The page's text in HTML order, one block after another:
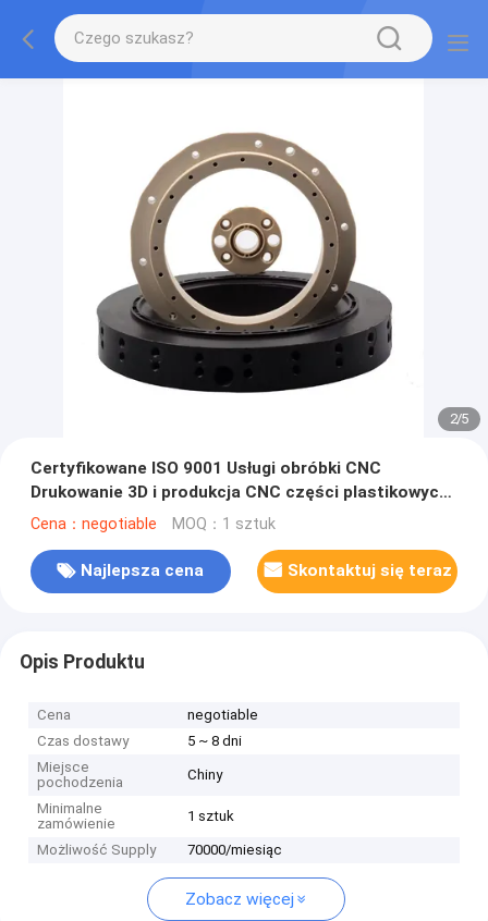
2/5
Certyfikowane ISO 9001 Usługi obróbki CNC
Drukowanie 3D i produkcja CNC części plastikowych
POM Nylon PTFE PEEK
Cena：negotiable MOQ：1 sztuk
Najlepsza cena Skontaktuj się teraz
Opis Produktu
Cena
negotiable
Czas dostawy
5 ~ 8 dni
Miejsce
pochodzenia
Chiny
Minimalne
zamówienie
1 sztuk
Możliwość Supply 70000/miesiąc
Zobacz więcej